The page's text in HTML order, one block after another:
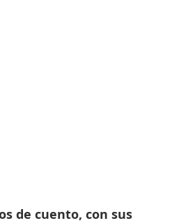
de cuento, con sus